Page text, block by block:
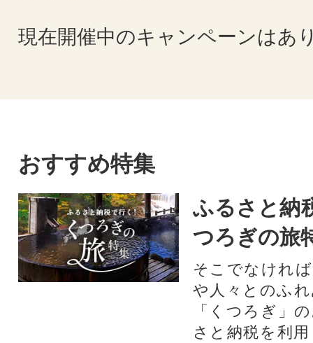
現在開催中のキャンペーンはあ
おすすめ特集
ふるさと納
つろぎの旅
そこでなけれ
や人々とのふ
「くつろぎ」
さと納税を利